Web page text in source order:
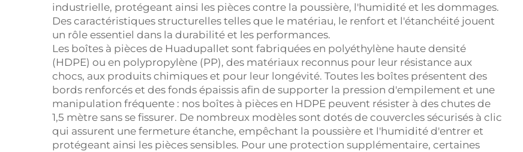
industrielle, protégeant ainsi les pièces contre la poussière, l'humidité et les dommages.
Des caractéristiques structurelles telles que le matériau, le renfort et l'étanchéité jouent
un rôle essentiel dans la durabilité et les performances.
Les boîtes à pièces de Huadupallet sont fabriquées en polyéthylène haute densité
(HDPE) ou en polypropylène (PP), des matériaux reconnus pour leur résistance aux
chocs, aux produits chimiques et pour leur longévité. Toutes les boîtes présentent des
bords renforcés et des fonds épaissis afin de supporter la pression d'empilement et une
manipulation fréquente : nos boîtes à pièces en HDPE peuvent résister à des chutes de
1,5 mètre sans se fissurer. De nombreux modèles sont dotés de couvercles sécurisés à clic
qui assurent une fermeture étanche, empêchant la poussière et l'humidité d'entrer et
protégeant ainsi les pièces sensibles. Pour une protection supplémentaire, certaines